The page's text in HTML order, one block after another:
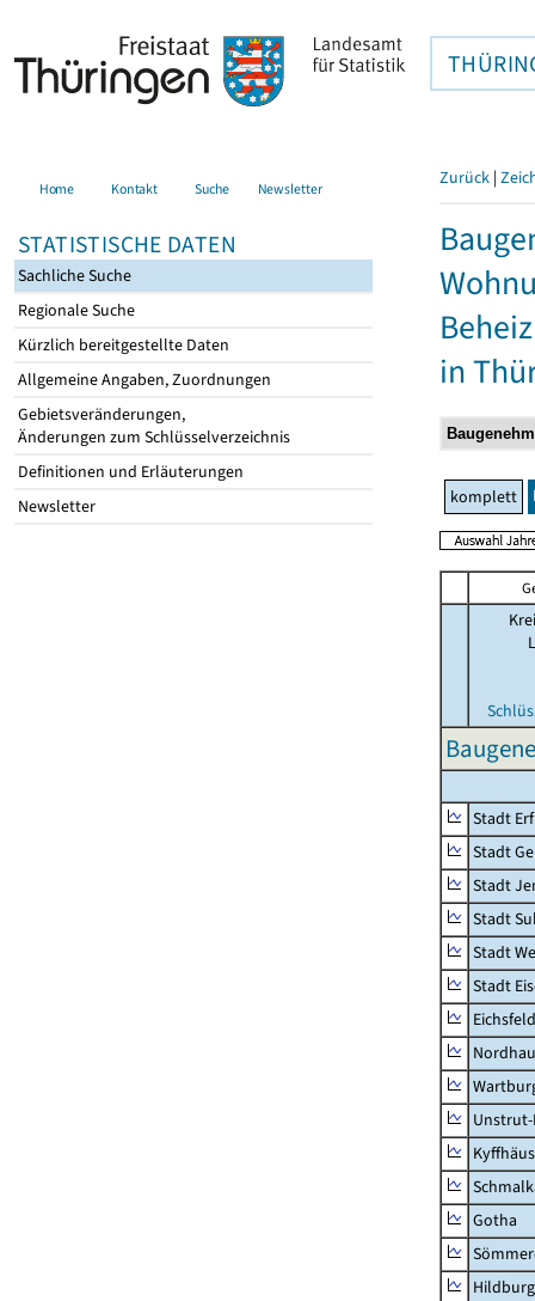
Home Kontakt Suche Newsletter
STATISTISCHE DATEN
Sachliche Suche
Regionale Suche
Kürzlich bereitgestellte Daten
Allgemeine Angaben, Zuordnungen
Gebietsveränderungen,
Änderungen zum Schlüsselverzeichnis
Definitionen und Erläuterungen
Newsletter
Zurück |
in
komplett
Stadt
Stadt
Stadt
Stadt
Stadt
Stadt
Eichsfeld
Gotha